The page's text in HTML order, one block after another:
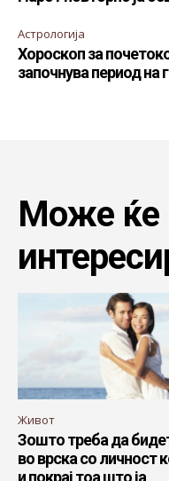
Астрологија
Хороскоп за
започнува период
Може ќе
Живот
Зошто треба да
во врска со личност
и покрај тоа што ја